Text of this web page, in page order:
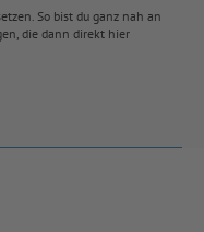
So bist du ganz nah an
die dann direkt hier